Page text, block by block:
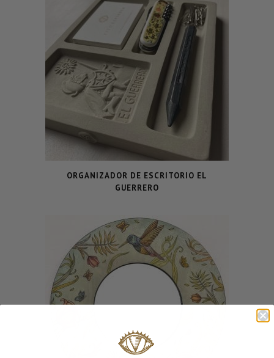
ORGANIZADOR DE ESCRITORIO EL
GUERRERO